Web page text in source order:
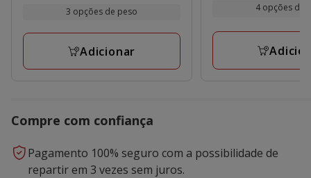
77.29€
3 opções de peso
Adicionar
114.37€
4 opções de
Compre com confiança
Pagamento 100% seguro com a possibilidade de
repartir em 3 vezes sem juros.